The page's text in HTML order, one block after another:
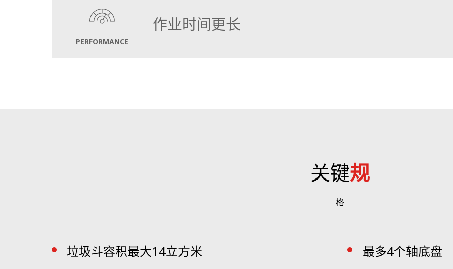
艰巨工作。
PERFORMANCE
作业时间更长
关键规
格
垃圾斗容积最大14立方米 最多4个轴底盘